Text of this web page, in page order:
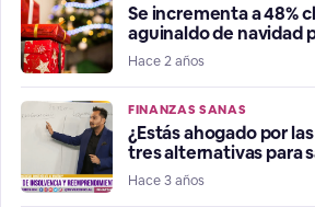
Se incrementa a 48%
aguinaldo de navidad
Hace 2 años
FINANZAS SANAS
¿Estás ahogado por
tres alternativas para
Hace 3 años